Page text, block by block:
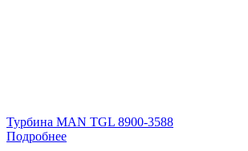
Турбина MAN TGL 8900-3588
Подробнее